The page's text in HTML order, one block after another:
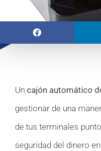
Un cajón automático
gestionar de una
de tus terminales
seguridad del dinero